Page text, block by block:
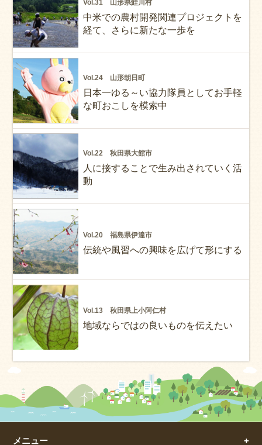
Vol.31 山形県鮭川村
中米での農村開発関連プロジェクトを
経て、さらに新たな一歩を
Vol.24 山形朝日町
日本一ゆる～い協力隊員としてお手軽
な町おこしを模索中
Vol.22 秋田県大館市
人に接することで生み出されていく活
動
Vol.20 福島県伊達市
伝統や風習への興味を広げて形にする
Vol.13 秋田県上小阿仁村
地域ならではの良いものを伝えたい
メニュー